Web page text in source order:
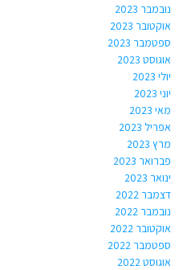
נובמבר 2023
אוקטובר 2023
ספטמבר 2023
אוגוסט 2023
יולי 2023
יוני 2023
מאי 2023
אפריל 2023
מרץ 2023
פברואר 2023
ינואר 2023
דצמבר 2022
נובמבר 2022
אוקטובר 2022
ספטמבר 2022
אוגוסט 2022